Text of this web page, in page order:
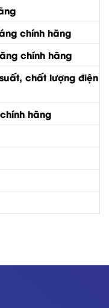
chính hãng
chính hãng
chất lượng điện
hãng